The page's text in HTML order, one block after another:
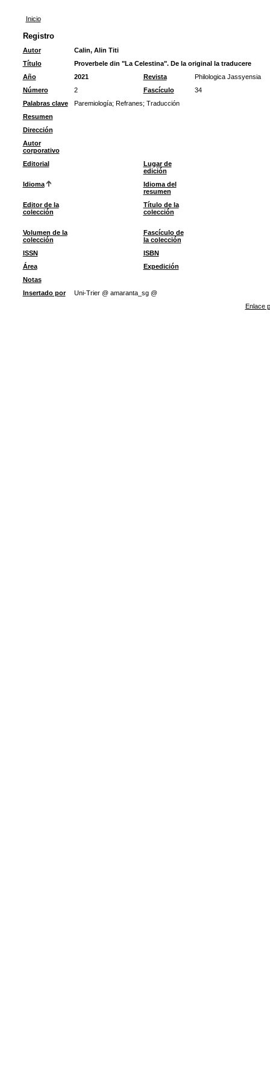
Inicio
Registro
Autor
Calin, Alin Titi
Título
Proverbele din "La Celestina". De la original la traducere
Año
2021 Revista
Philologica Jassyensia
Número
2 Fascículo
34
Palabras clave
Paremiología; Refranes; Traducción
Resumen
Dirección
Autor
corporativo
Editorial
Lugar de
edición
Idioma
Idioma del
resumen
Editor de la
colección
Título de la
colección
Volumen de la
colección
Fascículo de
la colección
ISSN
ISBN
Área
Expedición
Notas
Insertado por
Uni-Trier @ amaranta_sg @
Enlace